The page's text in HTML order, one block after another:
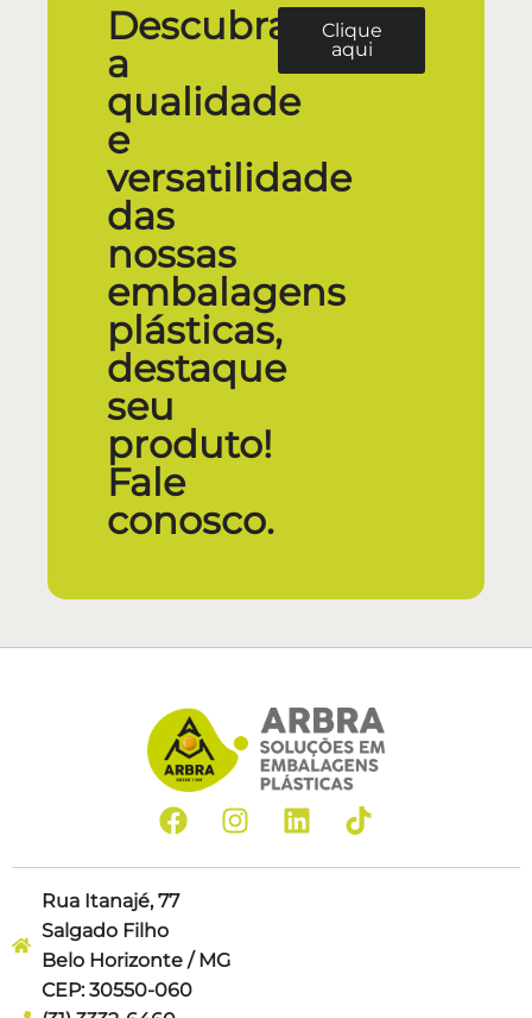
Descubra
a
qualidade
e
versatilidade
das
nossas
embalagens
plásticas,
destaque
seu
produto!
Fale
conosco.
Clique
aqui
Rua Itanajé, 77
Salgado Filho
Belo Horizonte / MG
CEP: 30550-060